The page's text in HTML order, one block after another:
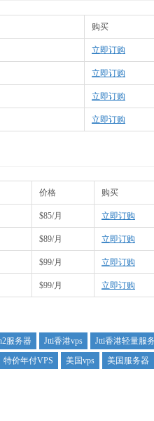
购买
立即订购
立即订购
立即订购
立即订购
价格 购买
$85/月 立即订购
$89/月 立即订购
$99/月 立即订购
$99/月 立即订购
服务器 Jtti香港vps
Jtti香港轻量服
特价年付VPS 美国vps
美国服务器